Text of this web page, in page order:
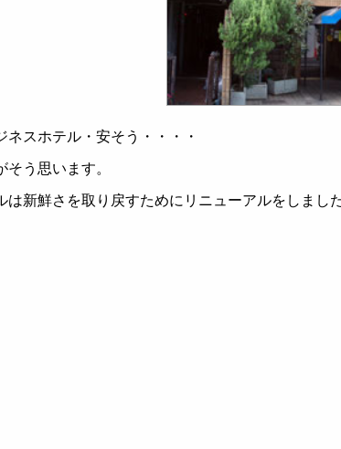
ネスホテル・安そう・・・・
う思います。
は新鮮さを取り戻すためにリニューアルをしまし